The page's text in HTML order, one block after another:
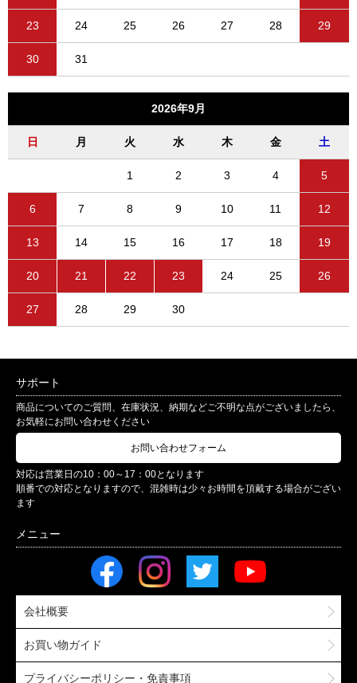
23 24 25 26 27 28 29
30 31
2026年9月
日 月 火 水 木 金 土
1 2 3 4 5
6 7 8 9 10 11 12
13 14 15 16 17 18 19
20 21 22 23 24 25 26
27 28 29 30
サポート
商品についてのご質問、在庫状況、納期などご不明な点がございましたら、
お気軽にお問い合わせください
お問い合わせフォーム
対応は営業日の10：00～17：00となります
順番での対応となりますので、混雑時は少々お時間を頂戴する場合がござい
ます
会社概要
お買い物ガイド
プライバシーポリシー・免責事項